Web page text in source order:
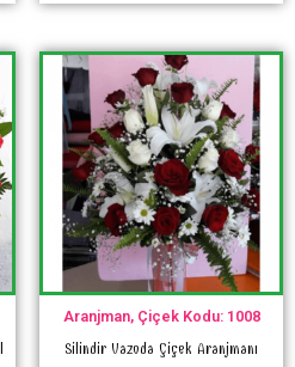
Aranjman, Çiçek Kodu: 1008
Silindir Vazoda Çiçek Aranjmanı